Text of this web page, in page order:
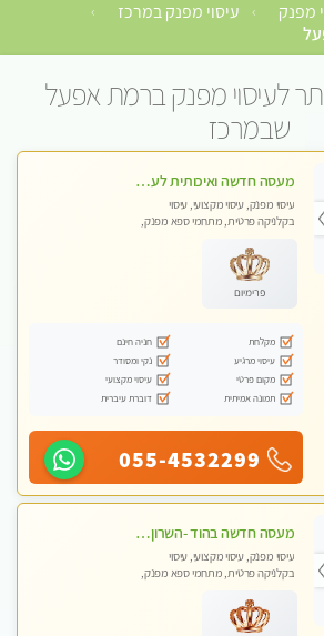
מפנק › עיסוי מפנק במרכז ›
לעיסוי מפנק ברמת אפעל
שבמרכז
מעסה חדשה ואיכותית לעיסוי מרגיע ומפנק VIP-מומלץ לחלוטין! פרטי! ​​​​​​ Highly recommended
עיסוי מפנק, עיסוי מקצועי, עיסוי
בקלניקה פרטית, מתחמי ספא מפנק,
פרימיום
מקלחת
חניה חינם
עיסוי מרגיע
נקי ומסודר
מקום פרטי
עיסוי מקצועי
תמונה אמיתית
דוברת עיברית
055-4532299
מעסה חדשה בהוד -השרון -כל סוגי העיסויים מעסה מקצועית ואיכותית פרטי!!!מומלץ לחלוטין!!
עיסוי מפנק, עיסוי מקצועי, עיסוי
בקלניקה פרטית, מתחמי ספא מפנק,